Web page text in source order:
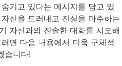
기고 있다는 메시지를 담고 있
신을 드러내고 진실을 마주하는
자신과의 진솔한 대화를 시도해
면 다음 내용에서 더욱 구체적
습니다!